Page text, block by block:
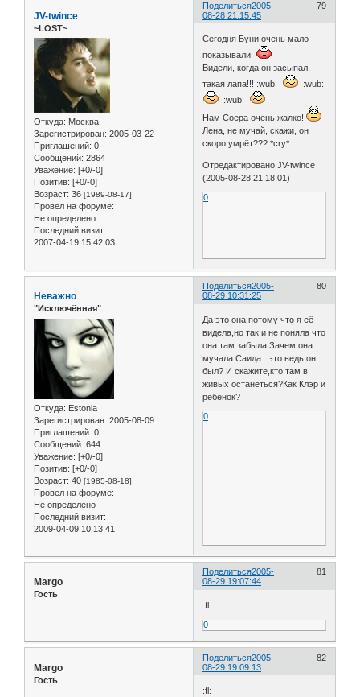
Поделиться 79
2005-
08-28 21:15:45
JV-twince
~LOST~
Откуда: Москва
Зарегистрирован: 2005-03-22
Приглашений: 0
Сообщений: 2864
Уважение: [+0/-0]
Позитив: [+0/-0]
Возраст: 36 [1989-08-17]
Провел на форуме:
Не определено
Последний визит:
2007-04-19 15:42:03
Сегодня Буни очень мало
показывали!
Видели, когда он засыпал,
такая лапа!!! :wub:
:wub:
:wub:
Нам Соера очень жалко!
Лена, не мучай, скажи, он
скоро умрёт??? *cry*
Отредактировано JV-twince
(2005-08-28 21:18:01)
0
Поделиться 80
2005-
08-29 10:31:25
Неважно
"Исключённая"
Откуда: Estonia
Зарегистрирован: 2005-08-09
Приглашений: 0
Сообщений: 644
Уважение: [+0/-0]
Позитив: [+0/-0]
Возраст: 40 [1985-08-18]
Провел на форуме:
Не определено
Последний визит:
2009-04-09 10:13:41
Да это она,потому что я её
видела,но так и не поняла что
она там забыла.Зачем она
мучала Саида...это ведь он
был? И скажите,кто там в
живых останеться?Как Клэр и
ребёнок?
0
Поделиться 81
2005-
08-29 19:07:44
Margo
Гость
:fl:
0
Поделиться 82
2005-
08-29 19:09:13
Margo
Гость
:fl: